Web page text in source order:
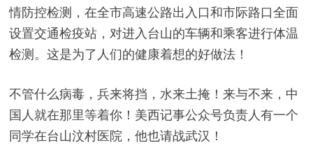
情防控检测，在全市高速公路出入口和市际路口全面
设置交通检疫站，对进入台山的车辆和乘客进行体温
检测。这是为了人们的健康着想的好做法！
不管什么病毒，兵来将挡，水来土掩！来与不来，中
国人就在那里等着你！美西记事公众号负责人有一个
同学在台山汶村医院，他也请战武汉！